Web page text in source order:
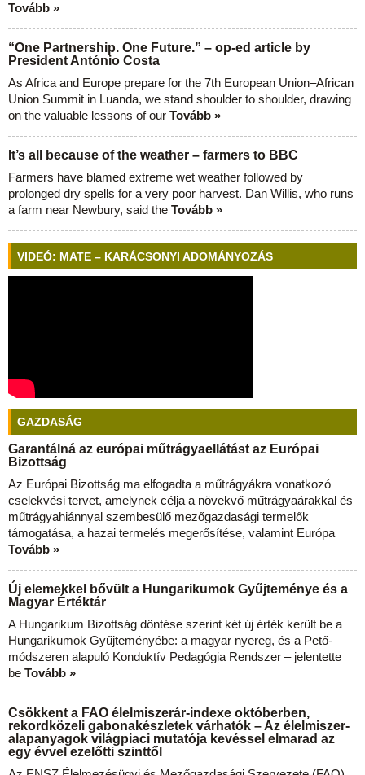
Tovább »
“One Partnership. One Future.” – op-ed article by
President António Costa
As Africa and Europe prepare for the 7th European Union–African
Union Summit in Luanda, we stand shoulder to shoulder, drawing
on the valuable lessons of our Tovább »
It’s all because of the weather – farmers to BBC
Farmers have blamed extreme wet weather followed by
prolonged dry spells for a very poor harvest. Dan Willis, who runs
a farm near Newbury, said the Tovább »
VIDEÓ: MATE – KARÁCSONYI ADOMÁNYOZÁS
GAZDASÁG
Garantálná az európai műtrágyaellátást az Európai
Bizottság
Az Európai Bizottság ma elfogadta a műtrágyákra vonatkozó
cselekvési tervet, amelynek célja a növekvő műtrágyaárakkal és
műtrágyahiánnyal szembesülő mezőgazdasági termelők
támogatása, a hazai termelés megerősítése, valamint Európa
Tovább »
Új elemekkel bővült a Hungarikumok Gyűjteménye és a
Magyar Értéktár
A Hungarikum Bizottság döntése szerint két új érték került be a
Hungarikumok Gyűjteményébe: a magyar nyereg, és a Pető-
módszeren alapuló Konduktív Pedagógia Rendszer – jelentette
be Tovább »
Csökkent a FAO élelmiszerár-indexe októberben,
rekordközeli gabonakészletek várhatók – Az élelmiszer-
alapanyagok világpiaci mutatója kevéssel elmarad az
egy évvel ezelőtti szinttől